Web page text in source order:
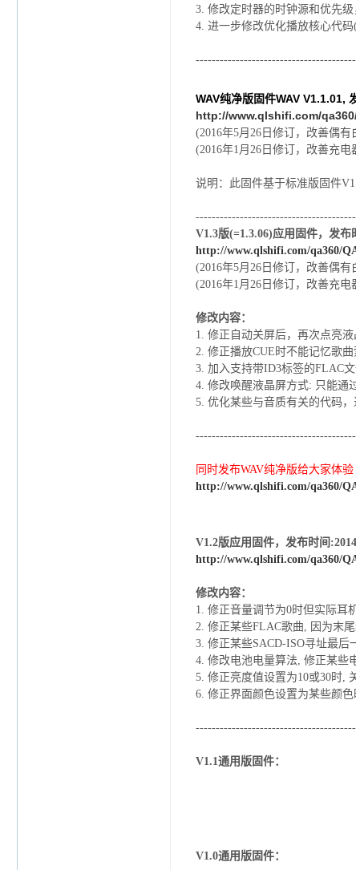
3. 修改定时器的时钟源和优先
4. 进一步修改优化播放核心代码
WAV纯净版固件WAV V1.1.01,
http://www.qlshifi.com/
(2016年5月26日修订，改善偶有
(2016年1月26日修订，改善充电
说明：此固件基于标准版固件
V1.3版(=1.3.06)应用固件，发布
http://www.qlshifi.com/qa360/
(2016年5月26日修订，改善偶有
(2016年1月26日修订，改善充电
修改内容：
1. 修正自动关屏后，再次点亮
2. 修正播放CUE时不能记忆歌曲
3. 加入支持带ID3标签的FLAC
4. 修改唤醒液晶屏方式: 只能通
5. 优化某些与音质有关的代码
同时发布WAV纯净版给大家体
http://www.qlshifi.com/qa360/
V1.2版应用固件，发布时间
http://www.qlshifi.com/qa360/
修改内容：
1. 修正音量调节为0时但实际耳
2. 修正某些FLAC歌曲, 因为末
3. 修正某些SACD-ISO寻址最后
4. 修改电池电量算法, 修正某些
5. 修正亮度值设置为10或30时,
6. 修正界面颜色设置为某些颜
V1.1通用版固件：
V1.0通用版固件：